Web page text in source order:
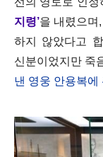
지령’을 내렸으며
하지 않았다고
신분이었지만 죽
낸 영웅 안용복에